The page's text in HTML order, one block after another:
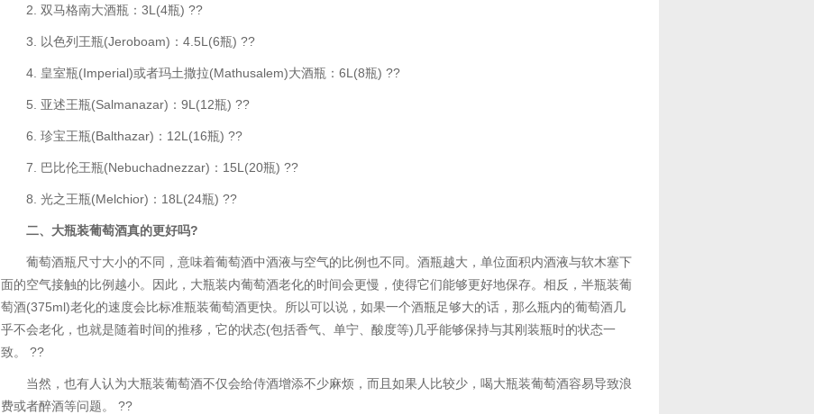
2. 双马格南大酒瓶：3L(4瓶) ??
3. 以色列王瓶(Jeroboam)：4.5L(6瓶) ??
4. 皇室瓶(Imperial)或者玛土撒拉(Mathusalem)大酒瓶：6L(8瓶) ??
5. 亚述王瓶(Salmanazar)：9L(12瓶) ??
6. 珍宝王瓶(Balthazar)：12L(16瓶) ??
7. 巴比伦王瓶(Nebuchadnezzar)：15L(20瓶) ??
8. 光之王瓶(Melchior)：18L(24瓶) ??
二、大瓶装葡萄酒真的更好吗?
葡萄酒瓶尺寸大小的不同，意味着葡萄酒中酒液与空气的比例也不同。酒瓶越大，单位面积内酒液与软木塞下
面的空气接触的比例越小。因此，大瓶装内葡萄酒老化的时间会更慢，使得它们能够更好地保存。相反，半瓶装葡
萄酒(375ml)老化的速度会比标准瓶装葡萄酒更快。所以可以说，如果一个酒瓶足够大的话，那么瓶内的葡萄酒几
乎不会老化，也就是随着时间的推移，它的状态(包括香气、单宁、酸度等)几乎能够保持与其刚装瓶时的状态一
致。 ??
当然，也有人认为大瓶装葡萄酒不仅会给侍酒增添不少麻烦，而且如果人比较少，喝大瓶装葡萄酒容易导致浪
费或者醉酒等问题。 ??